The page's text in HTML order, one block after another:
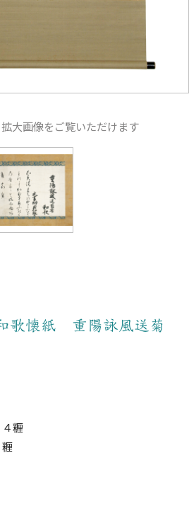
大画像をご覧いただけます
歌懐紙 重陽詠風送菊
４糎